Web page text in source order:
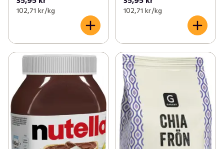
✓ Prismatch: Hälsa & Skönhet (64)
102,71 kr /kg 102,71 kr /kg